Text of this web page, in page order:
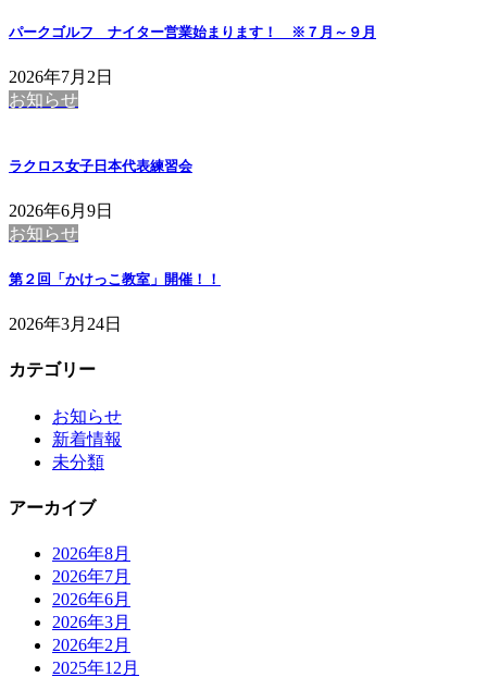
パークゴルフ ナイター営業始まります！ ※７月～９月
2026年7月2日
お知らせ
ラクロス女子日本代表練習会
2026年6月9日
お知らせ
第２回「かけっこ教室」開催！！
2026年3月24日
カテゴリー
お知らせ
新着情報
未分類
アーカイブ
2026年8月
2026年7月
2026年6月
2026年3月
2026年2月
2025年12月